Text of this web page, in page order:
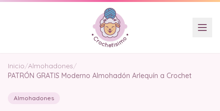
Inicio/Almohadones/
PATRÓN GRATIS Moderno Almohadón Arlequín a Crochet
Almohadones